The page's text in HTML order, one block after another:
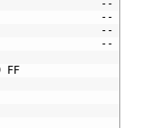
-- unit
--
--
--